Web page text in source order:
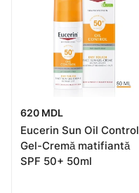
620 MDL
Eucerin Sun Oil Control
Gel-Cremă matifiantă
SPF 50+ 50ml